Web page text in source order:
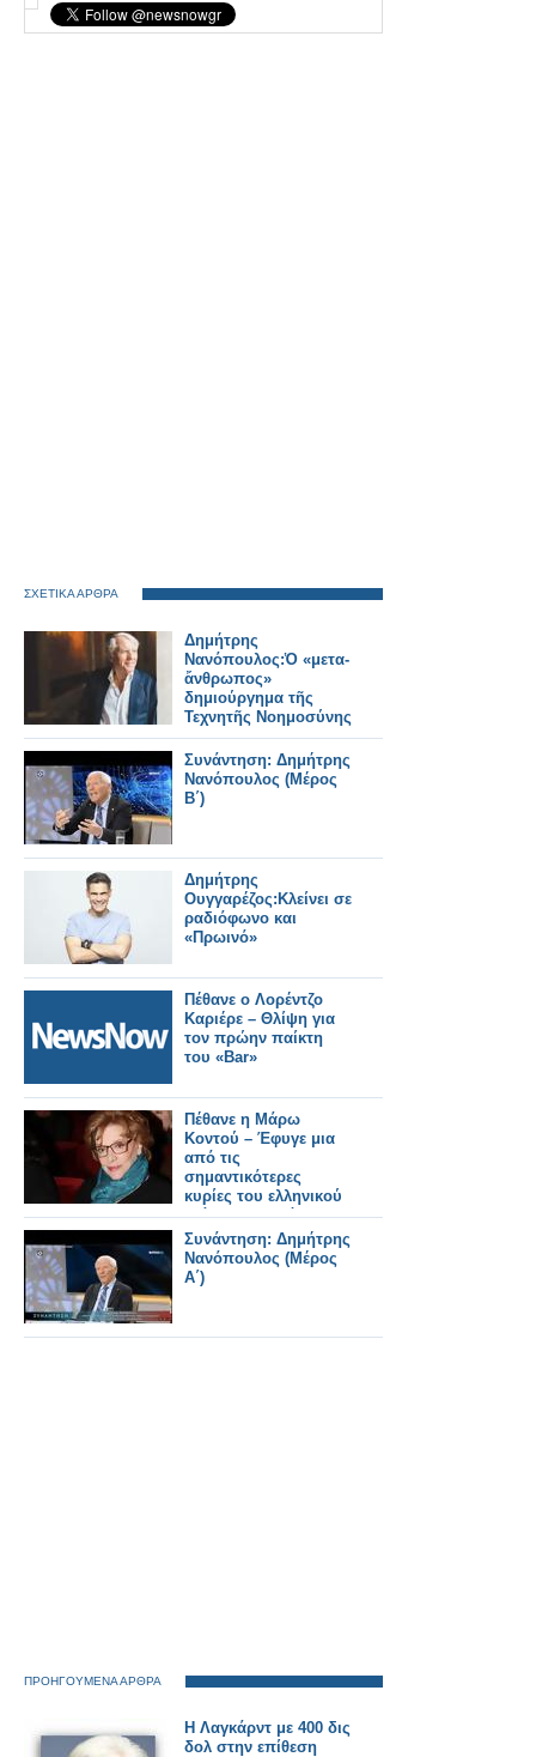
ΣΧΕΤΙΚΑ ΑΡΘΡΑ
Δημήτρης
Νανόπουλος:Ὁ «μετα-
ἄνθρωπος»
δημιούργημα τῆς
Τεχνητῆς Νοημοσύνης
Συνάντηση: Δημήτρης
Νανόπουλος (Μέρος
Β΄)
Δημήτρης
Ουγγαρέζος:Κλείνει σε
ραδιόφωνο και
«Πρωινό»
Πέθανε ο Λορέντζο
Καριέρε – Θλίψη για
τον πρώην παίκτη
του «Bar»
Πέθανε η Μάρω
Κοντού – Έφυγε μια
από τις
σημαντικότερες
κυρίες του ελληνικού
θεάτρου, τηλεόρασης
και κινηματογράφου
Συνάντηση: Δημήτρης
Νανόπουλος (Μέρος
Α΄)
ΠΡΟΗΓΟΥΜΕΝΑ ΑΡΘΡΑ
Η Λαγκάρντ με 400 δις
δολ στην επίθεση